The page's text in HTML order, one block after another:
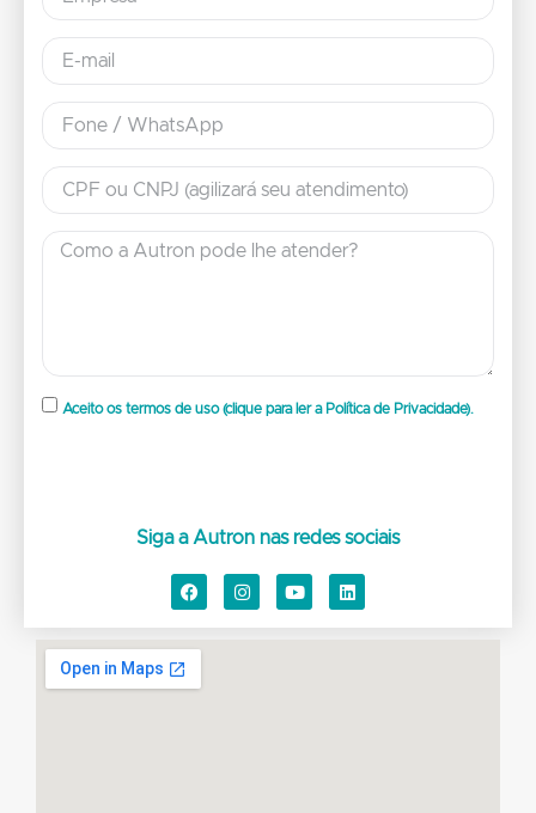
Aceito os termos de uso (clique para ler a Política de Privacidade).
Siga a Autron nas redes sociais